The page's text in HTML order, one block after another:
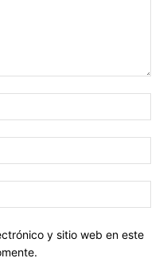
y sitio web en este